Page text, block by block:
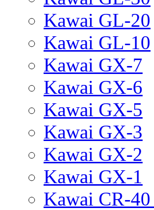
Kawai GL-20
Kawai GL-10
Kawai GX-7
Kawai GX-6
Kawai GX-5
Kawai GX-3
Kawai GX-2
Kawai GX-1
Kawai CR-40